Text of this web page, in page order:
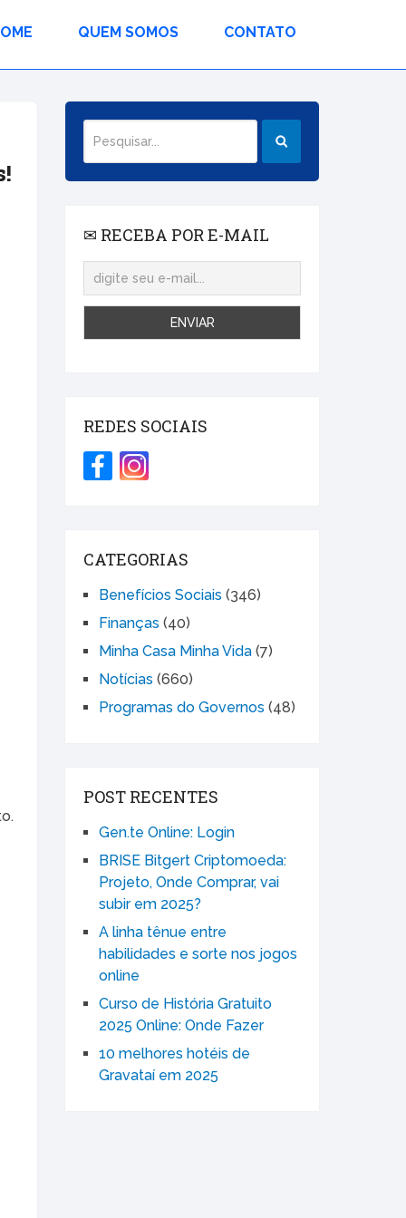
QUEM SOMOS CONTATO
✉ RECEBA POR E-MAIL
REDES SOCIAIS
CATEGORIAS
Benefícios Sociais (346)
Finanças (40)
Minha Casa Minha Vida (7)
Notícias (660)
Programas do Governos (48)
POST RECENTES
Gen.te Online: Login
BRISE Bitgert Criptomoeda:
Projeto, Onde Comprar, vai
subir em 2025?
A linha tênue entre
habilidades e sorte nos jogos
online
Curso de História Gratuito
2025 Online: Onde Fazer
10 melhores hotéis de
Gravataí em 2025